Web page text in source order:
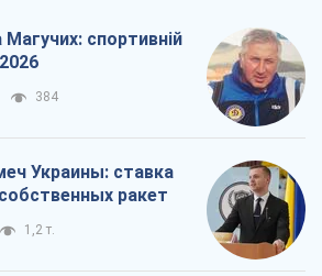
спортивній
384
Украины: ставка
ракет
1,2 т.